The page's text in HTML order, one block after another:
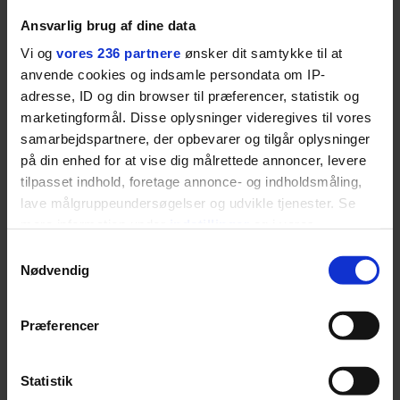
Ansvarlig brug af dine data
Vi og vores 236 partnere ønsker dit samtykke til at
anvende cookies og indsamle persondata om IP-
adresse, ID og din browser til præferencer, statistik og
marketingformål. Disse oplysninger videregives til vores
samarbejdspartnere, der opbevarer og tilgår oplysninger
på din enhed for at vise dig målrettede annoncer, levere
tilpasset indhold, foretage annonce- og indholdsmåling,
lave målgruppeundersøgelser og udvikle tjenester. Se
tilbage eller ændre indstillinger fra vores
"Cookiedeklaration", eller ved at trykke på "Privacy
Nødvendig
Præferencer
Statistik
baggrunden; den naive dreng er
blevet voksen. Her indtager
Danmarks største popstjerne selv
fortællerens plads i et portræt om
arv, angst, familieliv, frygten for
at miste stemmen og den
livsglæde, han nægter at give slip
på.
BOSS’ nye tennis-kollektion er relevant langt ud over
Fra BOSS OPEN i Stuttgart til det kommende partnerskab
med Australian Open cementerer BOSS sin position i
livsstil.